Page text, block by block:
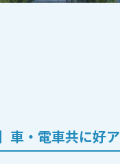
車・電車共に好